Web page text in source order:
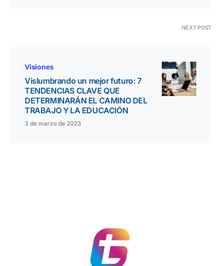
NEXT POST
Visiones
Vislumbrando un mejor futuro: 7
TENDENCIAS CLAVE QUE
DETERMINARÁN EL CAMINO DEL
TRABAJO Y LA EDUCACIÓN
3 de marzo de 2023